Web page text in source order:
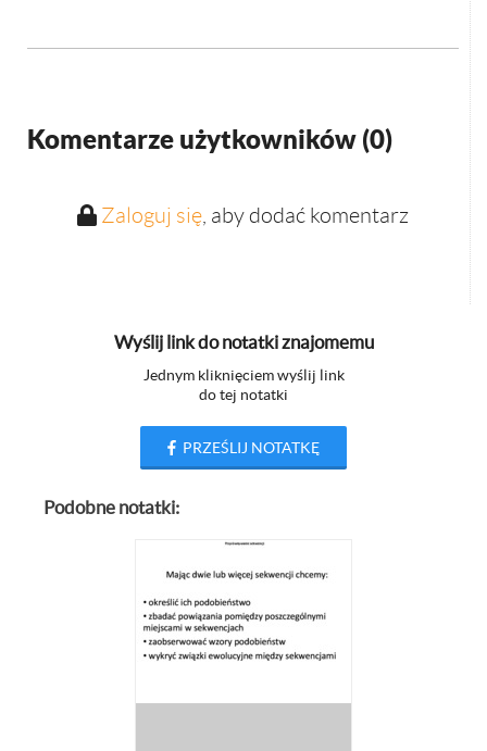
Komentarze użytkowników (0)
Zaloguj się, aby dodać komentarz
Wyślij link do notatki znajomemu
Jednym kliknięciem wyślij link
do tej notatki
PRZEŚLIJ NOTATKĘ
Podobne notatki: